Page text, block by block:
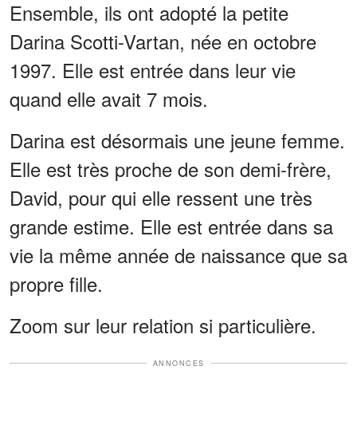
Ensemble, ils ont adopté la petite
Darina Scotti-Vartan, née en octobre
1997. Elle est entrée dans leur vie
quand elle avait 7 mois.
Darina est désormais une jeune femme.
Elle est très proche de son demi-frère,
David, pour qui elle ressent une très
grande estime. Elle est entrée dans sa
vie la même année de naissance que sa
propre fille.
Zoom sur leur relation si particulière.
ANNONCES